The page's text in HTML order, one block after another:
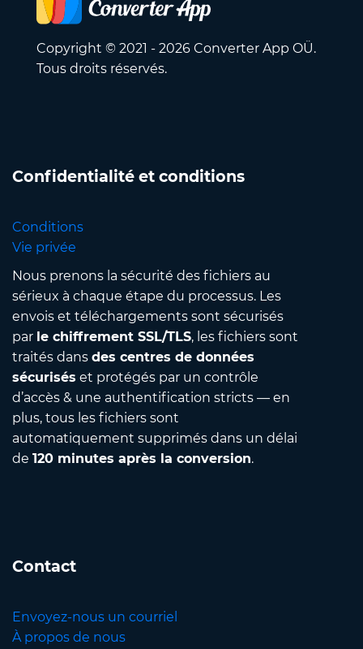
Copyright © 2021 - 2026 Converter App OÜ.
Tous droits réservés.
Confidentialité et conditions
Conditions
Vie privée
Nous prenons la sécurité des fichiers au
sérieux à chaque étape du processus. Les
envois et téléchargements sont sécurisés
par le chiffrement SSL/TLS, les fichiers sont
traités dans des centres de données
sécurisés et protégés par un contrôle
d’accès & une authentification stricts — en
plus, tous les fichiers sont
automatiquement supprimés dans un délai
de 120 minutes après la conversion.
Contact
Envoyez-nous un courriel
À propos de nous